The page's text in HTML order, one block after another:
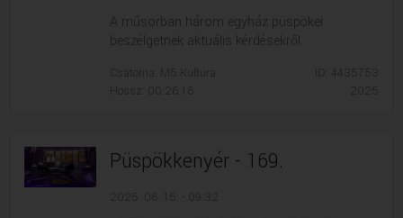
A műsorban három egyház püspökei
beszélgetnek aktuális kérdésekről.
Csatorna: M5 Kultúra
Hossz: 00:26:16
ID: 4435753
Püspökkenyér - 169.